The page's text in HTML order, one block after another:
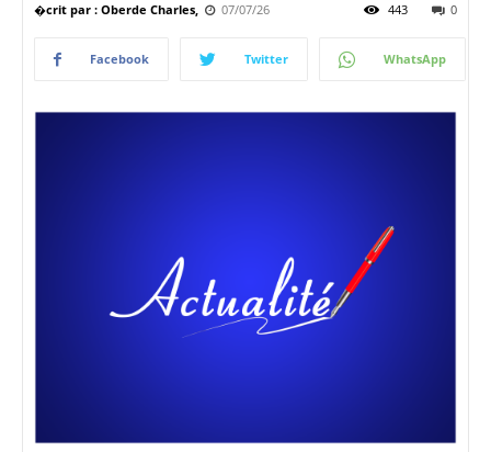
�crit par : Oberde Charles, 07/07/26 0
443
Facebook Twitter WhatsApp